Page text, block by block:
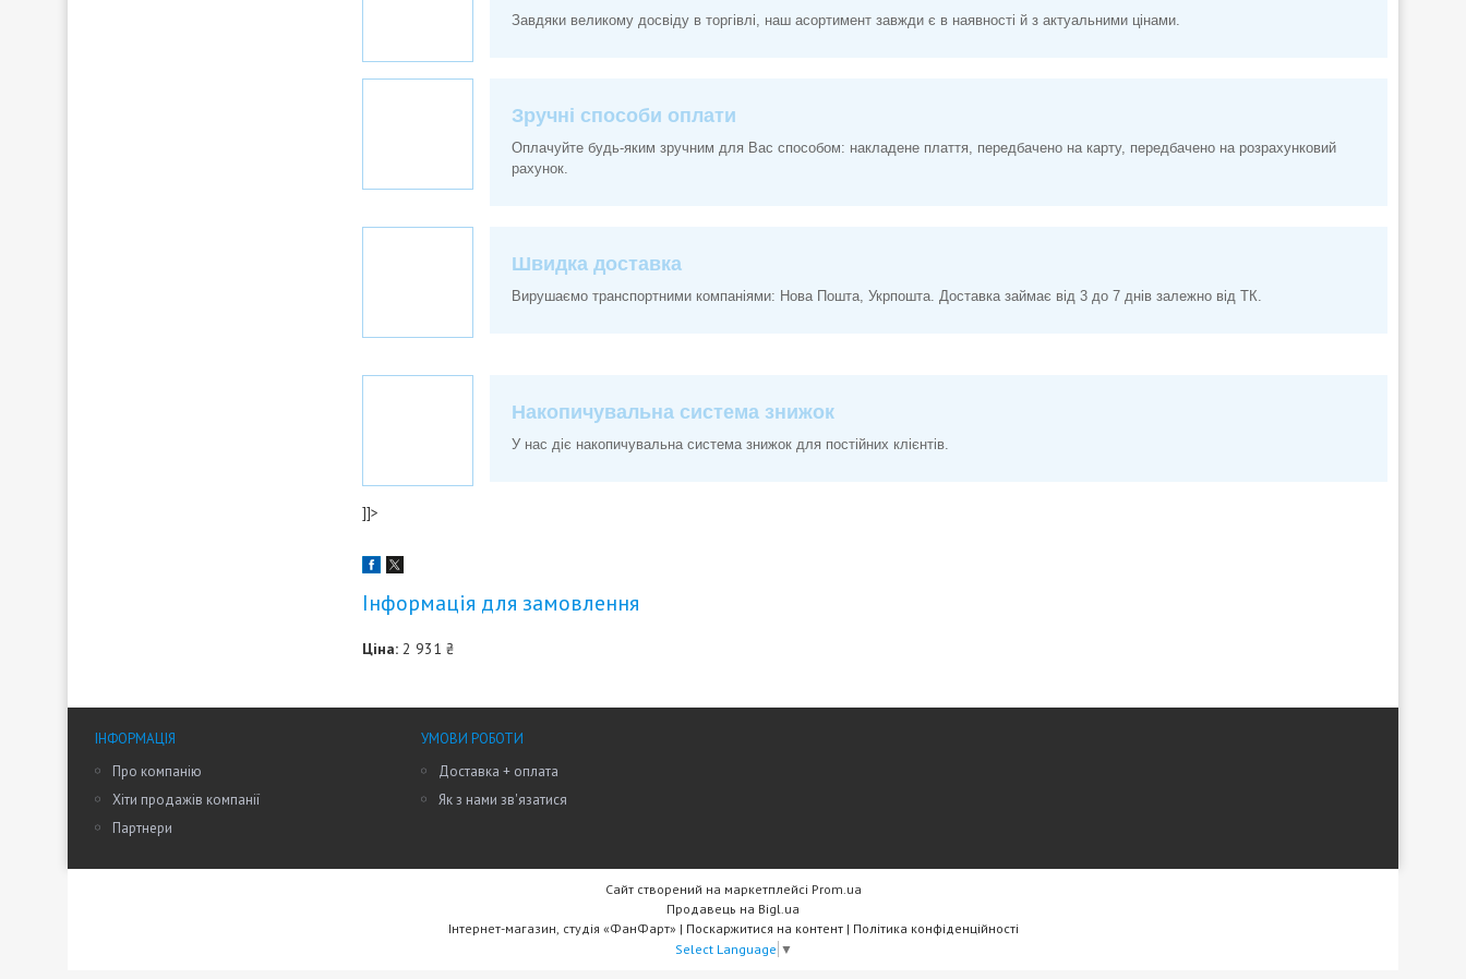
Завдяки великому досвіду в торгівлі, наш асортимент завжди є в наявності й з актуальними цінами.
Зручні способи оплати
Оплачуйте будь-яким зручним для Вас способом: накладене плаття, передбачено на карту, передбачено на розрахунковий
рахунок.
Швидка доставка
Вирушаємо транспортними компаніями: Нова Пошта, Укрпошта. Доставка займає від 3 до 7 днів залежно від ТК.
Накопичувальна система знижок
У нас діє накопичувальна система знижок для постійних клієнтів.
]]>
Інформація для замовлення
Ціна: 2 931 ₴
ІНФОРМАЦІЯ
Про компанію
Хіти продажів компанії
Партнери
УМОВИ РОБОТИ
Доставка + оплата
Як з нами зв'язатися
Сайт створений на маркетплейсі Prom.ua
Продавець на Bigl.ua
Інтернет-магазин, студія «ФанФарт» | Поскаржитися на контент | Політика конфіденційності
Select Language ▼